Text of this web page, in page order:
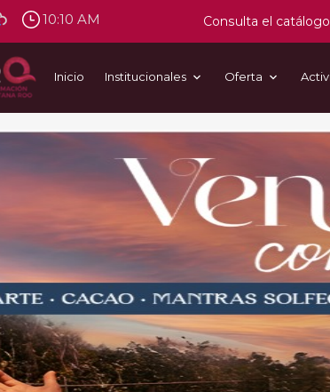
10:10 AM Consulta el
Inicio Institucionales Oferta